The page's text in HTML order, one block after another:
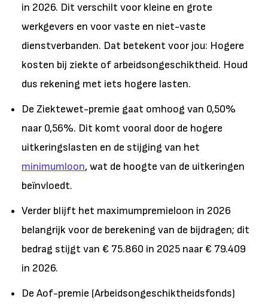
in 2026. Dit verschilt voor kleine en grote
werkgevers en voor vaste en niet-vaste
dienstverbanden. Dat betekent voor jou: Hogere
kosten bij ziekte of arbeidsongeschiktheid. Houd
dus rekening met iets hogere lasten.
De Ziektewet-premie gaat omhoog van 0,50%
naar 0,56%. Dit komt vooral door de hogere
uitkeringslasten en de stijging van het
minimumloon, wat de hoogte van de uitkeringen
beïnvloedt.
Verder blijft het maximumpremieloon in 2026
belangrijk voor de berekening van de bijdragen; dit
bedrag stijgt van € 75.860 in 2025 naar € 79.409
in 2026.
De Aof-premie (Arbeidsongeschiktheidsfonds)